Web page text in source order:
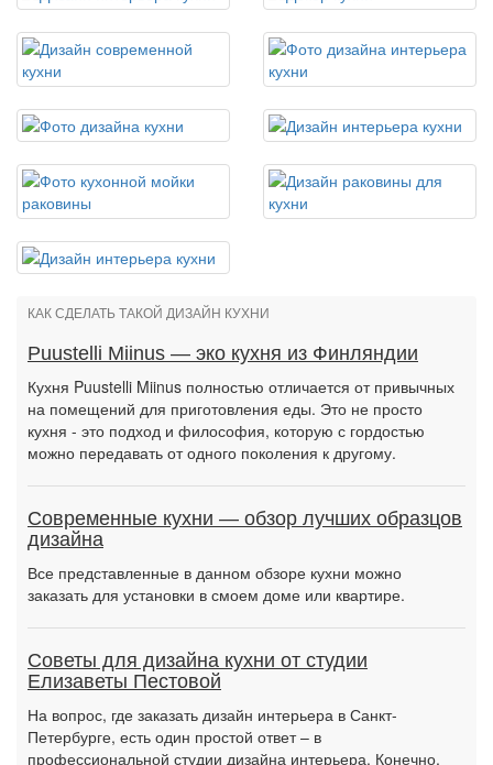
КАК СДЕЛАТЬ ТАКОЙ ДИЗАЙН КУХНИ
Puustelli Miinus — эко кухня из Финляндии
Кухня Puustelli Miinus полностью отличается от привычных
на помещений для приготовления еды. Это не просто
кухня - это подход и философия, которую с гордостью
можно передавать от одного поколения к другому.
Современные кухни — обзор лучших образцов
дизайна
Все представленные в данном обзоре кухни можно
заказать для установки в смоем доме или квартире.
Советы для дизайна кухни от студии
Елизаветы Пестовой
На вопрос, где заказать дизайн интерьера в Санкт-
Петербурге, есть один простой ответ – в
профессиональной студии дизайна интерьера. Конечно,